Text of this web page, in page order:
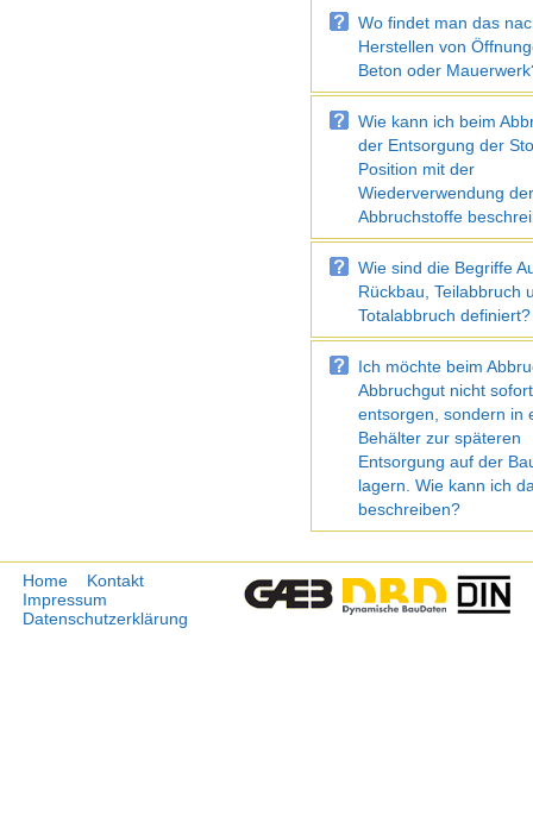
Wo findet man das
Herstellen von
Beton oder
Wie kann ich beim
der Entsorgung der
Position mit der
Wiederverwendung
Abbruchstoffe
Wie sind die Begriffe
Rückbau, Teilabbruch
Totalabbruch definiert?
Ich möchte beim
Abbruchgut nicht sofort
entsorgen, sondern in
Behälter zur späteren
Entsorgung auf der
lagern. Wie kann ich
beschreiben?
Home
Kontakt
Impressum
Datenschutzerklärung